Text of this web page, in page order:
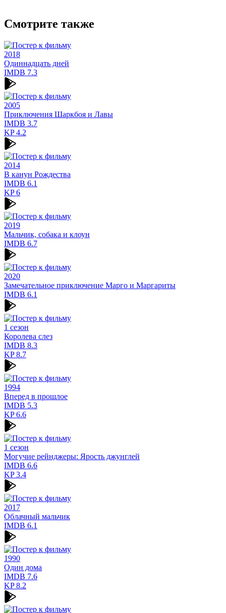
Смотрите также
2018
Одиннадцать дней
IMDB 7.3
2005
Приключения Шаркбоя и Лавы
IMDB 3.7
KP4.2
2014
В канун Рождества
IMDB 6.1
KP6
2019
Мальчик, собака и клоун
IMDB 6.7
2020
Замечательное приключение Марго и Маргариты
IMDB 6.1
1 сезон
Королева слез
IMDB 8.3
KP8.7
1994
Вперед в прошлое
IMDB 5.3
KP6.6
1 сезон
Могучие рейнджеры: Ярость джунглей
IMDB 6.6
KP3.4
2017
Облачный мальчик
IMDB 6.1
1990
Один дома
IMDB 7.6
KP8.2